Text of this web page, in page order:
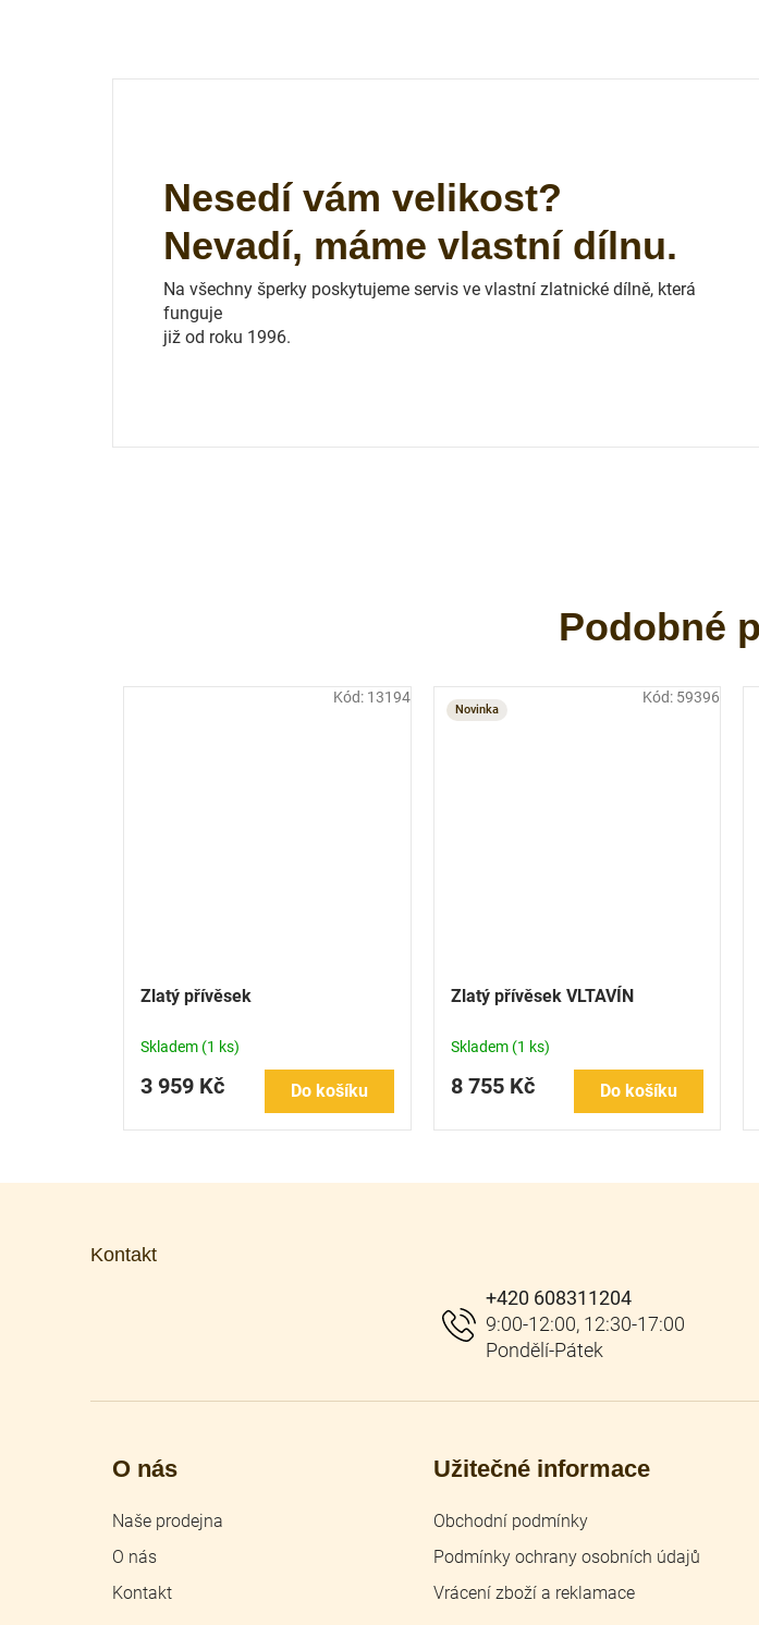
Zlatý přívěsek
Skladem (1 ks)
3 959 Kč Do košíku
Kód: 13194
Novinka
Zlatý přívěsek VLTAVÍN
Skladem (1 ks)
8 755 Kč Do košíku
Kód: 59396
Nesedí vám velikost?
Nevadí, máme vlastní dílnu.
Na všechny šperky poskytujeme servis ve vlastní zlatnické dílně, která
funguje
již od roku 1996.
Kontakt
+420 608311204
O nás
Naše prodejna
O nás
Kontakt
Užitečné informace
Obchodní podmínky
Podmínky ochrany osobních údajů
Vrácení zboží a reklamace